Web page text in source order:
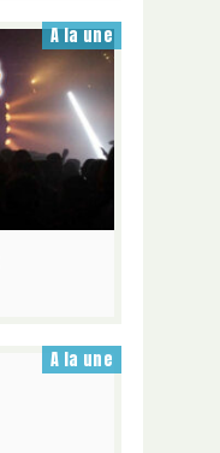
A la une
A la une